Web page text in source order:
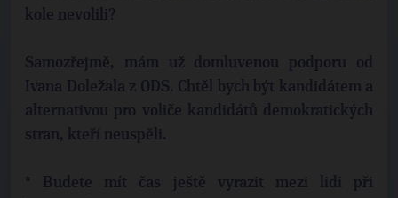
kole nevolili?
Samozřejmě, mám už domluvenou podporu od
Ivana Doležala z ODS. Chtěl bych být kandidátem a
alternativou pro voliče kandidátů demokratických
stran, kteří neuspěli.
* Budete mít čas ještě vyrazit mezi lidi při